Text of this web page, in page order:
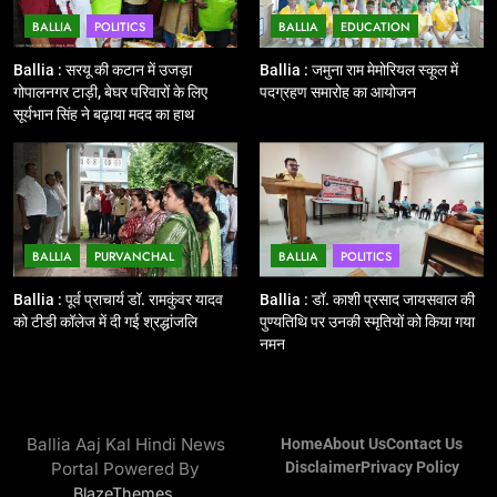
12
Ballia : बलिया रेलवे स्टेशन का अपर
महाप्रबंधक ने किया निरीक्षण
BALLIA
13
Ballia : त्यौहारों पर शांति व्यवस्था को
लेकर पुलिस ने किया रूट मार्च
BALLIA NATIONAL
14
15
BALLIA POLITICS
Ballia : सरयू की कटान में उजड़ा
गोपालनगर टाड़ी, बेघर परिवारों के लिए
सूर्यभान सिंह ने बढ़ाया मदद का हाथ
BALLIA EDUCATION
Ballia : जमुना राम मेमोरियल स्कूल में
पदग्रहण समारोह का आयोजन
BALLIA PURVANCHAL
Ballia : पूर्व प्राचार्य डॉ. रामकुंवर यादव
को टीडी कॉलेज में दी गई श्रद्धांजलि
BALLIA POLITICS
Ballia : डॉ. काशी प्रसाद जायसवाल की
पुण्यतिथि पर उनकी स्मृतियों को किया गया
नमन
Ballia Aaj Kal Hindi News
Portal Powered By
BlazeThemes
HomeAbout UsContact Us
DisclaimerPrivacy Policy